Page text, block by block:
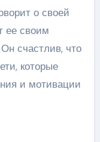
о своей
ее своим
счастлив, что
которые
и мотивации